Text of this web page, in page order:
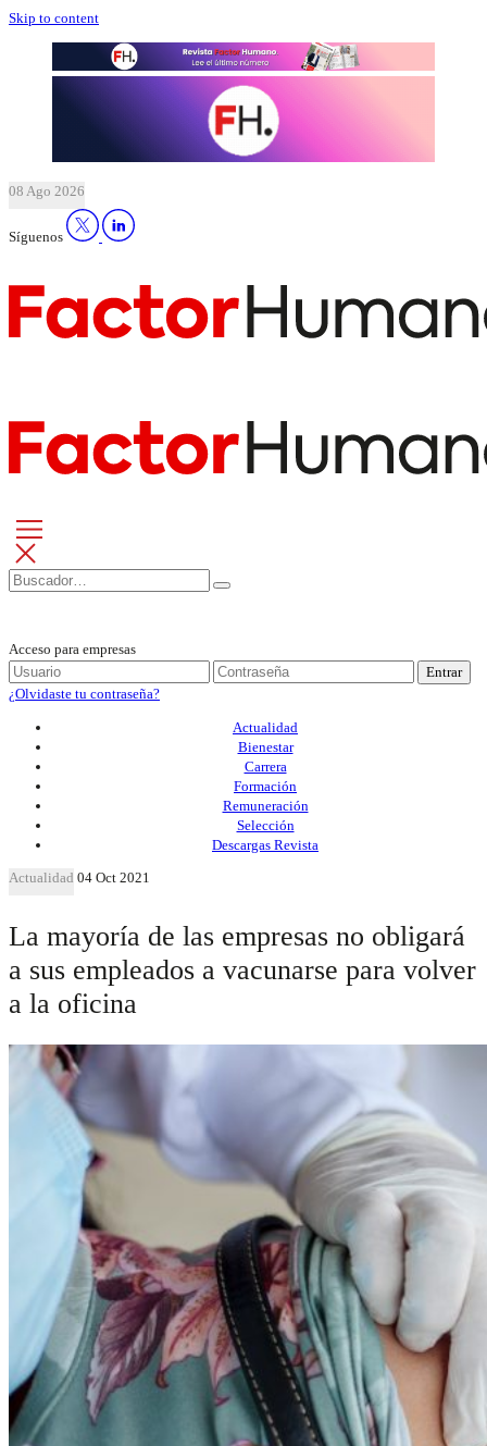
Skip to content
08 Ago 2026
Síguenos
Acceso para empresas
Entrar
¿Olvidaste tu contraseña?
Actualidad
Bienestar
Carrera
Formación
Remuneración
Selección
Descargas Revista
Actualidad 04 Oct 2021
La mayoría de las empresas no obligará
a sus empleados a vacunarse para volver
a la oficina